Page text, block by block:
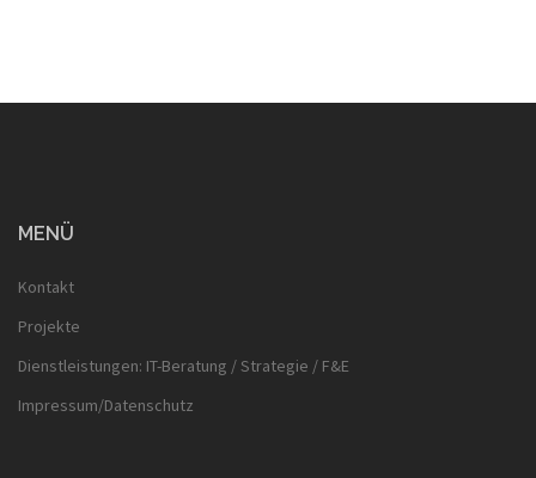
MENÜ
Kontakt
Projekte
Dienstleistungen: IT-Beratung / Strategie / F&E
Impressum/Datenschutz